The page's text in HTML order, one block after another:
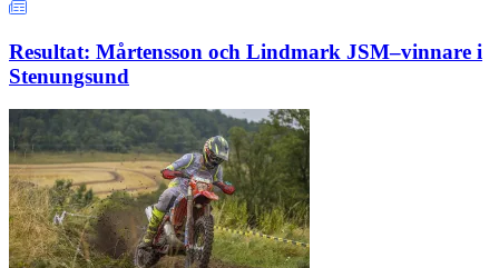
Resultat: Mårtensson och Lindmark JSM–vinnare i
Stenungsund